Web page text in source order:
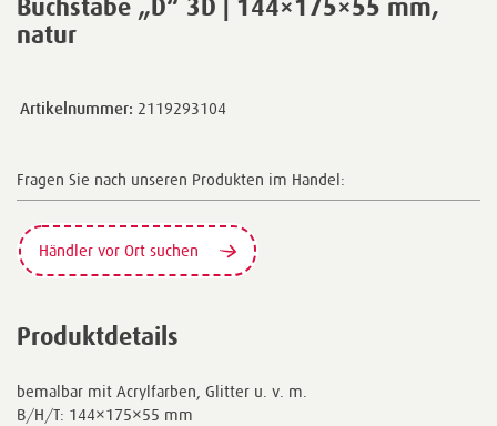
Buchstabe „D“ 3D | 144×175×55 mm,
natur
Artikelnummer: 2119293104
Fragen Sie nach unseren Produkten im Handel:
Händler vor Ort suchen
Produktdetails
bemalbar mit Acrylfarben, Glitter u. v. m.
B/H/T: 144×175×55 mm